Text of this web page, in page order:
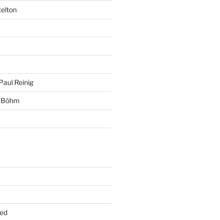
Reinig